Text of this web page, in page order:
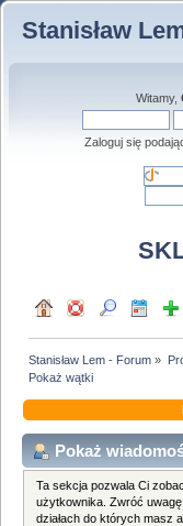
Stanisław
Witamy,
Zaloguj się
Stanisław Lem - Forum »
Pokaż wątki
Pokaż
Ta sekcja pozwala Ci
użytkownika. Zwróć
działach do których masz